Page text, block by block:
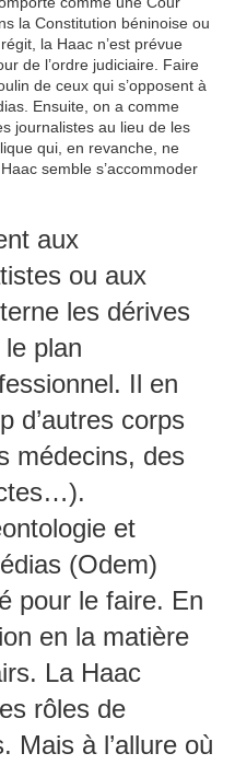
la Constitution béninoise ou
la Haac n’est prévue
de l’ordre judiciaire. Faire
de ceux qui s’opposent à
Ensuite, on a comme
journalistes au lieu de les
qui, en revanche, ne
semble s’accommoder
aux
ou aux
les dérives
plan
Il en
d’autres corps
médecins, des
et
(Odem)
pour le faire. En
en la matière
La Haac
rôles de
Mais à l’allure où